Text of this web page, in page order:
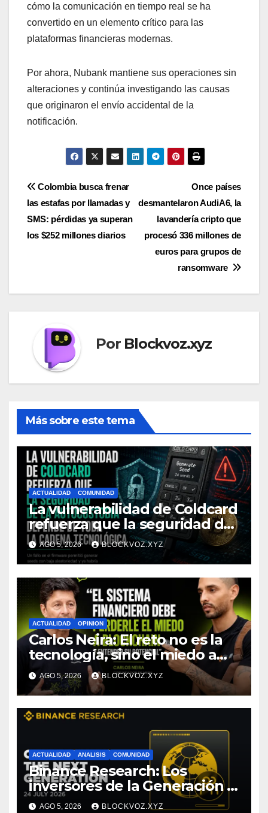
cómo la comunicación en tiempo real se ha
convertido en un elemento crítico para las
plataformas financieras modernas.
Por ahora, Nubank mantiene sus operaciones sin
alteraciones y continúa investigando las causas
que originaron el envío accidental de la
notificación.
Navegación
de
entradas
Once países
desmantelaron AudiA6, la
lavandería cripto que
procesó 336 millones de
euros para grupos de
ransomware
Colombia busca frenar
las estafas por llamadas y
SMS: pérdidas ya superan
los $252 millones diarios
Por Blockvoz.xyz
Más sobre este tema
ACTUALIDAD COMUNIDAD
La vulnerabilidad de Coldcard
refuerza que la seguridad de
la autocustodia depende de
toda la cadena tecnológica,
afirma CoinEx Research
AGO 5, 2026 BLOCKVOZ.XYZ
ACTUALIDAD OPINION
Carlos Neira: El reto no es la
tecnología, sino el miedo a
entenderla
AGO 5, 2026 BLOCKVOZ.XYZ
ACTUALIDAD ANALISIS COMUNIDAD
Binance Research: Los
inversores de la Generación Z
empiezan más jóvenes y
AGO 5, 2026 BLOCKVOZ.XYZ